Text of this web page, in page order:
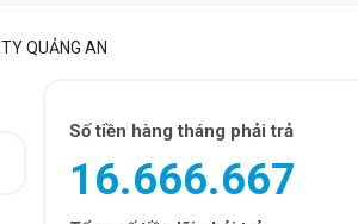
QUẢNG AN
Số tiền hàng tháng phải trả
16.666.667